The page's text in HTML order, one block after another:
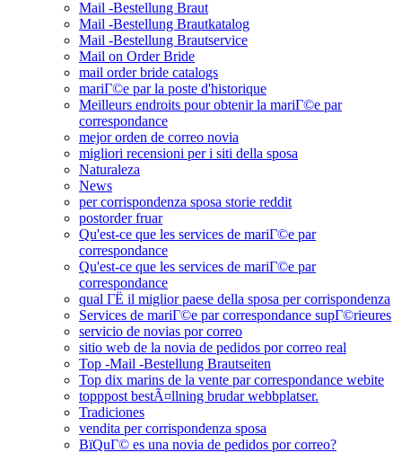
Mail -Bestellung Braut
Mail -Bestellung Brautkatalog
Mail -Bestellung Brautservice
Mail on Order Bride
mail order bride catalogs
mariГ©e par la poste d'historique
Meilleurs endroits pour obtenir la mariГ©e par
correspondance
mejor orden de correo novia
migliori recensioni per i siti della sposa
Naturaleza
News
per corrispondenza sposa storie reddit
postorder fruar
Qu'est-ce que les services de mariГ©e par
correspondance
Qu'est-ce que les services de mariГ©e par
correspondance
qual ГЁ il miglior paese della sposa per corrispondenza
Services de mariГ©e par correspondance supГ©rieures
servicio de novias por correo
sitio web de la novia de pedidos por correo real
Top -Mail -Bestellung Brautseiten
Top dix marins de la vente par correspondance webite
topppost bestÃ¤llning brudar webbplatser.
Tradiciones
vendita per corrispondenza sposa
ВїQuГ© es una novia de pedidos por correo?